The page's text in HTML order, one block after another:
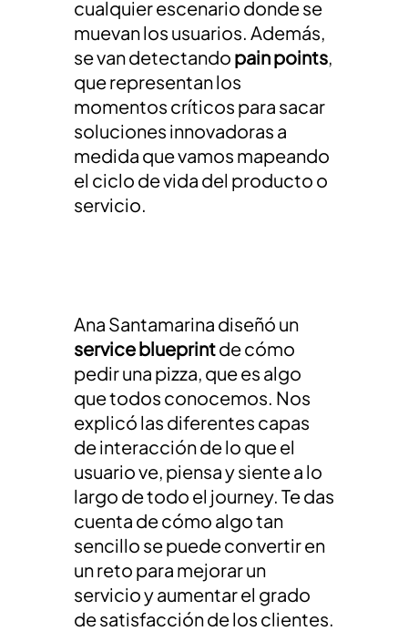
cualquier escenario donde se
muevan los usuarios. Además,
se van detectando pain points,
que representan los
momentos críticos para sacar
soluciones innovadoras a
medida que vamos mapeando
el ciclo de vida del producto o
servicio.
Ana Santamarina diseñó un
service blueprintde cómo
pedir una pizza, que es algo
que todos conocemos. Nos
explicó las diferentes capas
de interacción de lo que el
usuario ve, piensa y siente a lo
largo de todo el journey. Te das
cuenta de cómo algo tan
sencillo se puede convertir en
un reto para mejorar un
servicio y aumentar el grado
de satisfacción de los clientes.